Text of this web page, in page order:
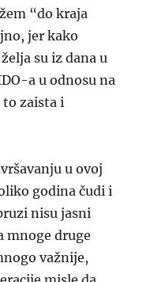
“do kraja
jer kako
su iz dana u
a u odnosu na
zaista i
u ovoj
godina čudi i
nisu jasni
mnoge druge
važnije,